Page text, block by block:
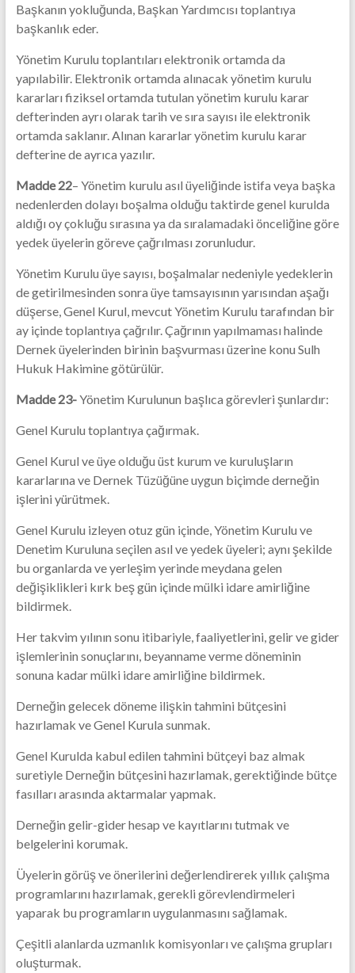
Başkanın yokluğunda, Başkan Yardımcısı toplantıya
başkanlık eder.
Yönetim Kurulu toplantıları elektronik ortamda da
yapılabilir. Elektronik ortamda alınacak yönetim kurulu
kararları fiziksel ortamda tutulan yönetim kurulu karar
defterinden ayrı olarak tarih ve sıra sayısı ile elektronik
ortamda saklanır. Alınan kararlar yönetim kurulu karar
defterine de ayrıca yazılır.
Madde 22– Yönetim kurulu asıl üyeliğinde istifa veya başka
nedenlerden dolayı boşalma olduğu taktirde genel kurulda
aldığı oy çokluğu sırasına ya da sıralamadaki önceliğine göre
yedek üyelerin göreve çağrılması zorunludur.
Yönetim Kurulu üye sayısı, boşalmalar nedeniyle yedeklerin
de getirilmesinden sonra üye tamsayısının yarısından aşağı
düşerse, Genel Kurul, mevcut Yönetim Kurulu tarafından bir
ay içinde toplantıya çağrılır. Çağrının yapılmaması halinde
Dernek üyelerinden birinin başvurması üzerine konu Sulh
Hukuk Hakimine götürülür.
Madde 23-Yönetim Kurulunun başlıca görevleri şunlardır:
Genel Kurulu toplantıya çağırmak.
Genel Kurul ve üye olduğu üst kurum ve kuruluşların
kararlarına ve Dernek Tüzüğüne uygun biçimde derneğin
işlerini yürütmek.
Genel Kurulu izleyen otuz gün içinde, Yönetim Kurulu ve
Denetim Kuruluna seçilen asıl ve yedek üyeleri; aynı şekilde
bu organlarda ve yerleşim yerinde meydana gelen
değişiklikleri kırk beş gün içinde mülki idare amirliğine
bildirmek.
Her takvim yılının sonu itibariyle, faaliyetlerini, gelir ve gider
işlemlerinin sonuçlarını, beyanname verme döneminin
sonuna kadar mülki idare amirliğine bildirmek.
Derneğin gelecek döneme ilişkin tahmini bütçesini
hazırlamak ve Genel Kurula sunmak.
Genel Kurulda kabul edilen tahmini bütçeyi baz almak
suretiyle Derneğin bütçesini hazırlamak, gerektiğinde bütçe
fasılları arasında aktarmalar yapmak.
Derneğin gelir-gider hesap ve kayıtlarını tutmak ve
belgelerini korumak.
Üyelerin görüş ve önerilerini değerlendirerek yıllık çalışma
programlarını hazırlamak, gerekli görevlendirmeleri
yaparak bu programların uygulanmasını sağlamak.
Çeşitli alanlarda uzmanlık komisyonları ve çalışma grupları
oluşturmak.